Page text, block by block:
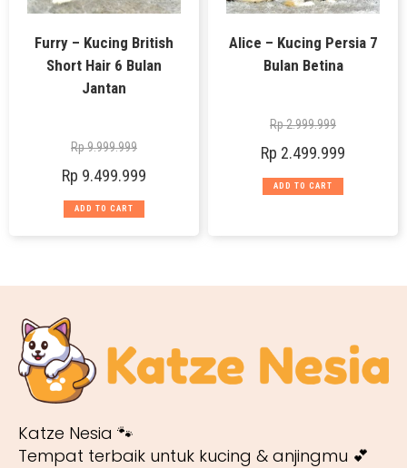
Furry – Kucing British
Short Hair 6 Bulan
Jantan
Rp9.999.999
Rp 9.499.999
ADD TO CART
Alice – Kucing Persia 7
Bulan Betina
Rp2.999.999
Rp 2.499.999
ADD TO CART
Katze Nesia 🐾
Tempat terbaik untuk kucing & anjingmu 💕